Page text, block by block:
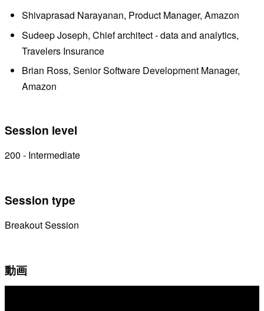
Shivaprasad Narayanan, Product Manager, Amazon
Sudeep Joseph, Chief architect - data and analytics,
Travelers Insurance
Brian Ross, Senior Software Development Manager,
Amazon
Session level
200 - Intermediate
Session type
Breakout Session
動画